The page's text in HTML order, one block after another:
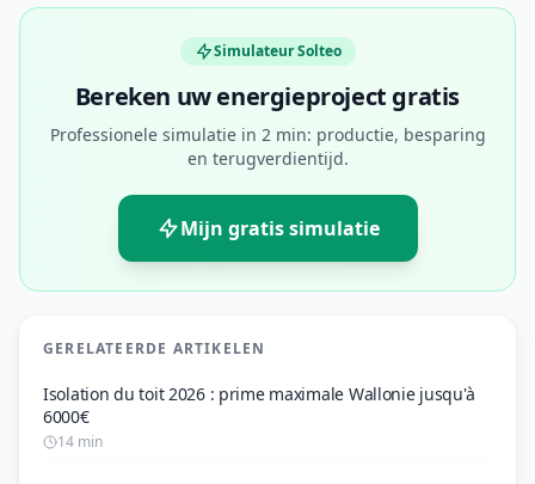
Simulateur Solteo
Bereken uw energieproject gratis
Professionele simulatie in 2 min: productie, besparing
en terugverdientijd.
Mijn gratis simulatie
GERELATEERDE ARTIKELEN
Isolation du toit 2026 : prime maximale Wallonie jusqu'à
6000€
14 min